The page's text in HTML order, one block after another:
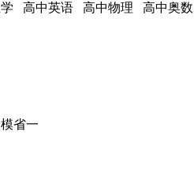
高中英语 高中物理 高中奥数
省一